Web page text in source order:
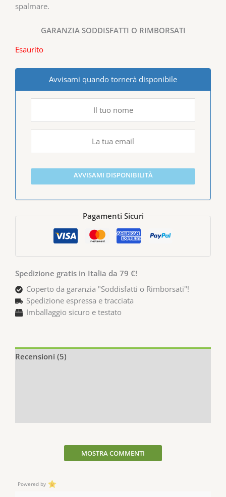
spalmare.
GARANZIA SODDISFATTI O RIMBORSATI
Esaurito
Avvisami quando tornerà disponibile
AVVISAMI DISPONIBILITÀ
Pagamenti Sicuri
Spedizione gratis in Italia da 79 €!
Coperto da garanzia "Soddisfatti o Rimborsati"!
Spedizione espressa e tracciata
Imballaggio sicuro e testato
Recensioni (5)
MOSTRA COMMENTI
Powered by